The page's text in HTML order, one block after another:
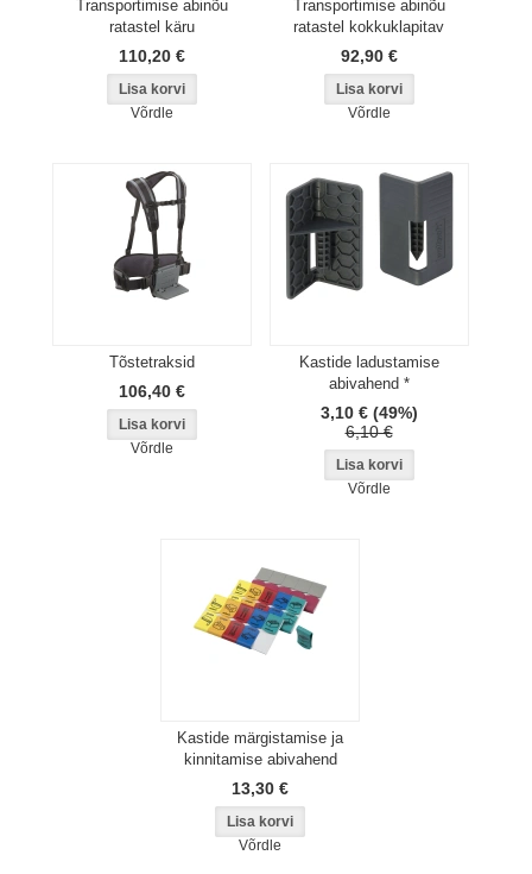
Transportimise abinõu
ratastel käru
110,20 €
Võrdle
Transportimise abinõu
ratastel kokkuklapitav
92,90 €
Võrdle
Tõstetraksid
106,40 €
Võrdle
Kastide ladustamise
abivahend *
3,10 € (49%)
6,10 €
Võrdle
Kastide märgistamise ja
kinnitamise abivahend
13,30 €
Võrdle